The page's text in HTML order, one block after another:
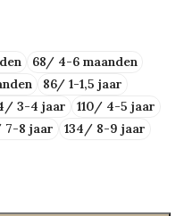
68/ 4-6 maanden
86/ 1-1,5 jaar
3-4 jaar
110/ 4-5 jaar
7-8 jaar 134/ 8-9 jaar